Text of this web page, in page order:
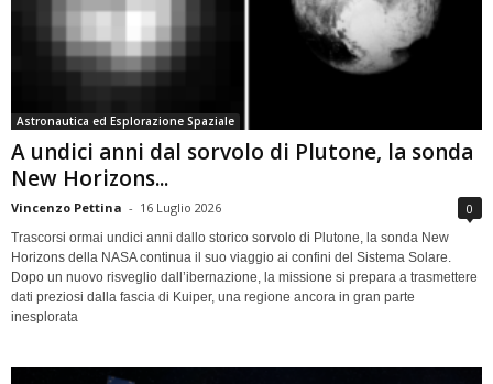
Astronautica ed Esplorazione Spaziale
A undici anni dal sorvolo di Plutone, la sonda
New Horizons...
Vincenzo Pettina - 16 Luglio 2026 0
Trascorsi ormai undici anni dallo storico sorvolo di Plutone, la sonda New
Horizons della NASA continua il suo viaggio ai confini del Sistema Solare.
Dopo un nuovo risveglio dall’ibernazione, la missione si prepara a trasmettere
dati preziosi dalla fascia di Kuiper, una regione ancora in gran parte
inesplorata